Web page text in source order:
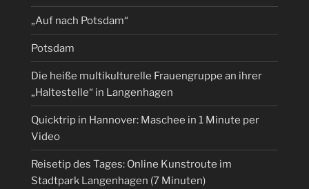
„Auf nach Potsdam“
Potsdam
Die heiße multikulturelle Frauengruppe an ihrer
„Haltestelle“ in Langenhagen
Quicktrip in Hannover: Maschee in 1 Minute per
Video
Reisetip des Tages: Online Kunstroute im
Stadtpark Langenhagen (7 Minuten)